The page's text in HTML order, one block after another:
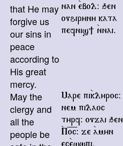
that He may
forgive us
our sins in
peace
according to
His great
mercy.
nan `ebol@ qen
ouhiryny kata
pefnis] `nnai.
May the
clergy and
all the
people be
Mare pi`klyroc@
nem pilaoc
tyrf@ oujai qen
`P=o=c@ je `amyn
ec`eswpi.